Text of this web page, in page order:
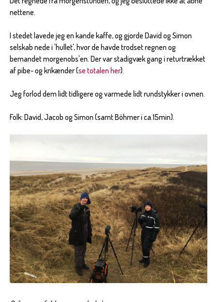
nettene.
I stedet lavede jeg en kande kaffe, og gjorde David og Simon
selskab nede i 'hullet', hvor de havde trodset regnen og
bemandet morgenobs'en. Der var stadigvæk gang i returtrækket
af pibe- og krikænder (se totalen her).
Jeg forlod dem lidt tidligere og varmede lidt rundstykker i ovnen.
Folk: David, Jacob og Simon (samt Böhmer i ca.15min).